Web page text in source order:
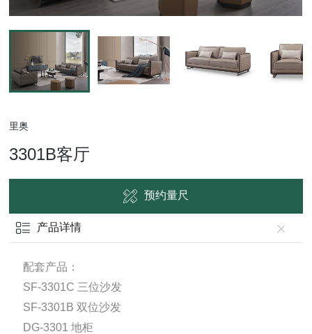
里奥
3301B客厅
预约量尺
产品详情
配套产品：
SF-3301C 三位沙发
SF-3301B 双位沙发
DG-3301 地柜